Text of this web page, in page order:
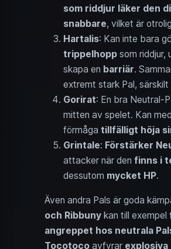
som riddjur läker den
snabbare, vilket är
Hartalis: Kan inte bara
trippelhopp som riddjur,
skapa en barriär.
extremt stark Pal,
Gorirat: En bra Neutral-
mitten av spelet. Kan
förmåga tillfälligt höja
Grintale: Förstärker
attacker när den finns i
dessutom mycket HP.
Även andra Pals är goda
och Ribbuny kan till exempel
angreppet hos neutrala
Tocotoco avfyrar explosiva